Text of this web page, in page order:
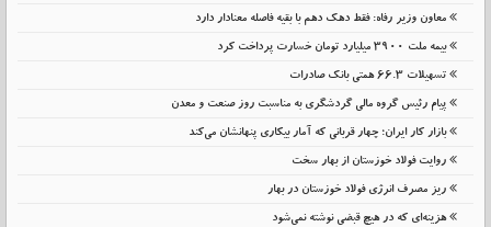
معاون وزیر رفاه: فقط دهک دهم با بقیه فاصله معنادار دارد
بیمه ملت 3900 میلیارد تومان خسارت پرداخت کرد
تسهیلات 66.3 همتی بانک صادرات
پیام رئیس گروه مالی گردشگری به مناسبت روز صنعت و معدن
بازار کار ایران؛ چهار قربانی که آمار بیکاری پنهانشان می‌کند
روایت فولاد خوزستان از بهار سخت
ریز مصرف انرژی فولاد خوزستان در بهار
هزینه‌ای که در هیچ قبضی نوشته نمی‌شود